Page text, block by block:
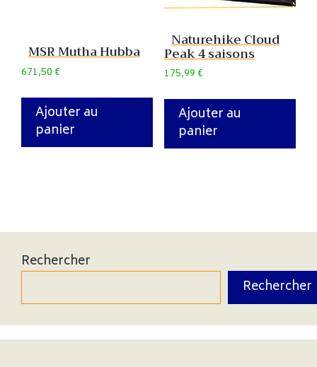
MSR Mutha Hubba
671,50€
Ajouter au
panier
Naturehike Cloud
Peak 4 saisons
175,99€
Ajouter au
panier
Rechercher
Rechercher